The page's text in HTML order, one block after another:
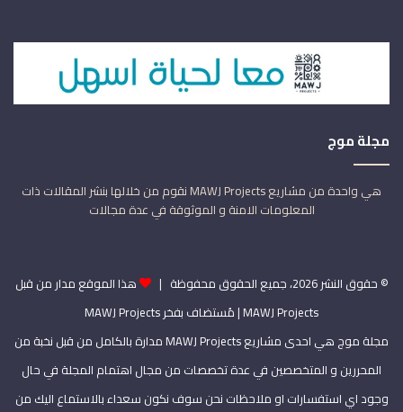
مجلة موج
هي واحدة من مشاريع MAWJ Projects نقوم من خلالها بنشر المقالات ذات
المعلومات الامنة و الموثوقة في عدة مجالات
© حقوق النشر 2026، جميع الحقوق محفوظة |
هذا الموقع مدار من قبل
MAWJ Projects | مُستضاف بفخرMAWJ Projects
مجلة موج هي احدى مشاريع MAWJ Projects مدارة بالكامل من قبل نخبة من
المحررين و المتخصصين في عدة تخصصات من مجال اهتمام المجلة في حال
وجود اي استفسارات او ملاحظات نحن سوف نكون سعداء بالاستماع اليك من